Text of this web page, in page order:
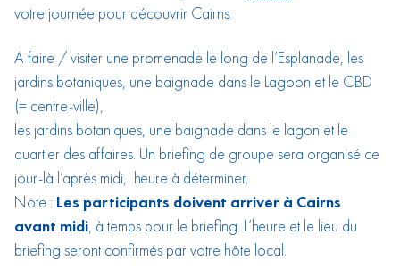
votre journée pour découvrir Cairns.
A faire / visiter une promenade le long de l’Esplanade, les
jardins botaniques, une baignade dans le Lagoon et le CBD
(= centre-ville),
les jardins botaniques, une baignade dans le lagon et le
quartier des affaires. Un briefing de groupe sera organisé ce
jour-là l’après midi, heure à déterminer.
Note : Les participants doivent arriver à Cairns
avant midi , à temps pour le briefing. L’heure et le lieu du
briefing seront confirmés par votre hôte local.